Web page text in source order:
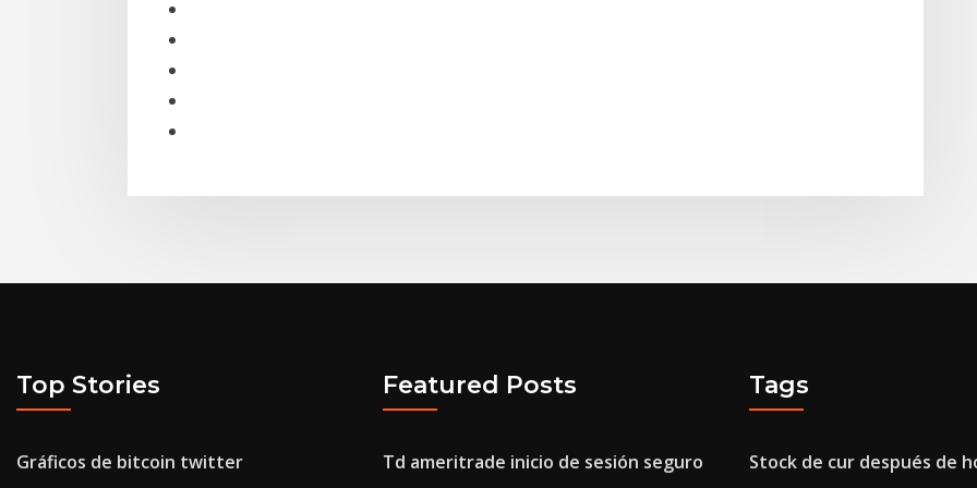
Top Stories
Gráficos de bitcoin twitter
Featured Posts
Td ameritrade inicio de sesión seguro
Tags
Stock de cur después de